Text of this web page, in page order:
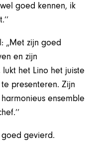
goed kennen, ik
„Met zijn goed
en zijn
het Lino het juiste
presenteren. Zijn
ensemble
gevierd.